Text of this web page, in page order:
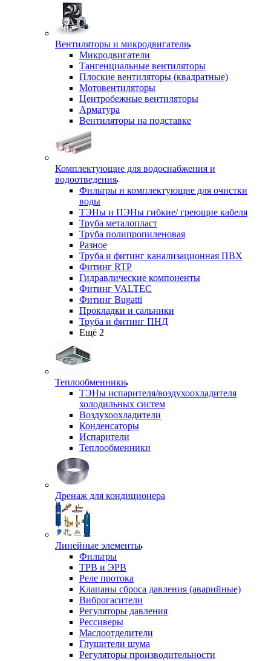
Вентиляторы и микродвигатели
Микродвигатели
Тангенциальные вентиляторы
Плоские вентиляторы (квадратные)
Мотовентиляторы
Центробежные вентиляторы
Арматура
Вентиляторы на подставке
Комплектующие для водоснабжения и
водоотведения
Фильтры и комплектующие для очистки
воды
ТЭНы и ПЭНы гибкие/ греющие кабеля
Труба металопласт
Труба полипропиленовая
Разное
Труба и фитинг канализационная ПВХ
Фитинг RTP
Гидравлические компоненты
Фитинг VALTEC
Фитинг Bugatti
Прокладки и сальники
Труба и фитинг ПНД
Ещё 2
Теплообменники
ТЭНы испарителя/воздухоохладителя
холодильных систем
Воздухоохладители
Конденсаторы
Испарители
Теплообменники
Дренаж для кондиционера
Линейные элементы
Фильтры
ТРВ и ЭРВ
Реле протока
Клапаны сброса давления (аварийные)
Виброгасители
Регуляторы давления
Рессиверы
Маслоотделители
Глушители шума
Регуляторы производительности